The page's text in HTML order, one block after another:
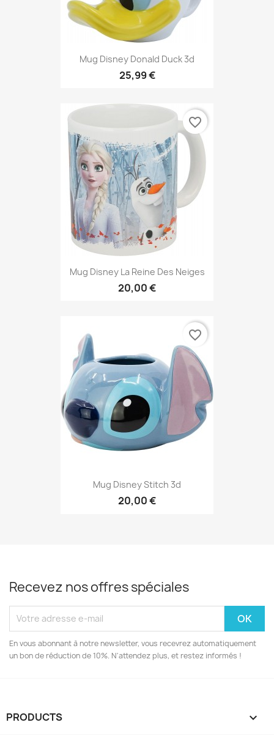
Mug Disney Donald Duck 3d
25,99 €
Mug Disney La Reine Des Neiges
20,00 €
favorite_border
Mug Disney Stitch 3d
20,00 €
favorite_border
Recevez nos offres spéciales
En vous abonnant à notre newsletter, vous recevrez automatiquement
un bon de réduction de 10%. N'attendez plus, et restez informés !
PRODUCTS 